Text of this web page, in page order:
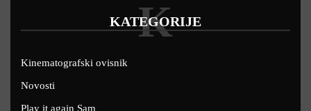
KATEGORIJE
K
Kinematografski ovisnik
Novosti
Play it again Sam